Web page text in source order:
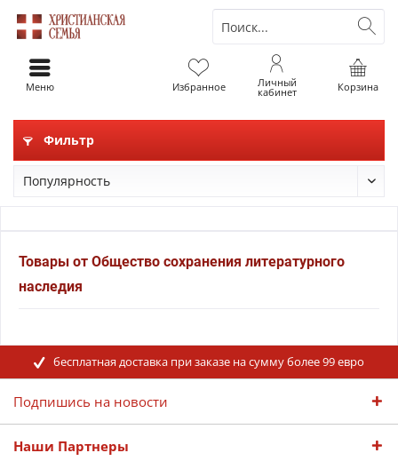
Корзина
Избранное Личный
кабинет
Меню
Фильтр
Товары от Общество сохранения литературного
наследия
бесплатная доставка при заказе на сумму более 99 евро
Подпишись на новости
Наши Партнеры